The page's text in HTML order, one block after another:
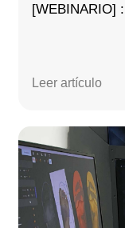
[WEBINARIO]
Leer artículo